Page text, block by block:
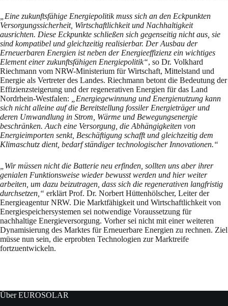
„Eine zukunftsfähige Energiepolitik muss sich an den Eckpunkten
Versorgungssicherheit, Wirtschaftlichkeit und Nachhaltigkeit
ausrichten. Diese Eckpunkte schließen sich gegenseitig nicht aus, sie
sind kompatibel und gleichzeitig realisierbar. Der Ausbau der
Erneuerbaren Energien ist neben der Energieeffizienz ein wichtiges
Element einer zukunftsfähigen Energiepolitik“, so Dr. Volkhard
Riechmann vom NRW-Ministerium für Wirtschaft, Mittelstand und
Energie als Vertreter des Landes. Riechmann betont die Bedeutung der
Effizienzsteigerung und der regenerativen Energien für das Land
Nordrhein-Westfalen:
„Energiegewinnung und Energienutzung kann
sich nicht alleine auf die Bereitstellung fossiler Energieträger und
deren Umwandlung in Strom, Wärme und Bewegungsenergie
beschränken. Auch eine Versorgung, die Abhängigkeiten von
Energieimporten senkt, Beschäftigung schafft und gleichzeitig dem
Klimaschutz dient, bedarf ständiger technologischer Innovationen.“
„Wir müssen nicht die Batterie neu erfinden, sollten uns aber ihrer
genialen Funktionsweise wieder bewusst werden und hier weiter
arbeiten, um dazu beizutragen, dass sich die regenerativen langfristig
durchsetzen,“ erklärt Prof. Dr. Norbert Hüttenhölscher, Leiter der
Energieagentur NRW. Die Marktfähigkeit und Wirtschaftlichkeit von
Energiespeichersystemen sei notwendige Voraussetzung für
nachhaltige Energieversorgung. Vorher sei nicht mit einer weiteren
Dynamisierung des Marktes für Erneuerbare Energien zu rechnen. Ziel
müsse nun sein, die erprobten Technologien zur Marktreife
fortzuentwickeln.
Über EUROSOLAR